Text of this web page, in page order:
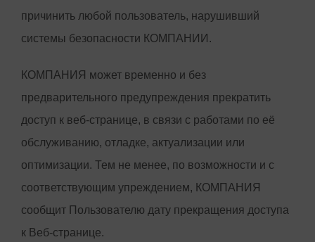
причинить любой пользователь, нарушивший
системы безопасности КОМПАНИИ.
КОМПАНИЯ может временно и без
предварительного предупреждения прекратить
доступ к веб-странице, в связи с работами по её
обслуживанию, отладке, актуализации или
оптимизации. Тем не менее, по возможности и с
соответствующим упреждением, КОМПАНИЯ
сообщит Пользователю дату прекращения доступа
к Веб-странице.